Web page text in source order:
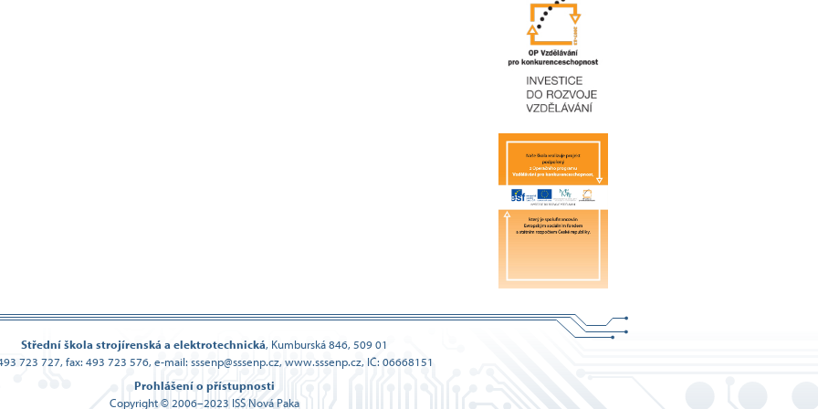
Střední škola strojírenská a elektrotechnická, Kumburská 846, 509 01
723 727, fax: 493 723 576, e-mail: sssenp@sssenp.cz, www.sssenp.cz, IČ: 06668151
Prohlášení o přístupnosti
Copyright © 2006–2023 ISŠ Nová Paka